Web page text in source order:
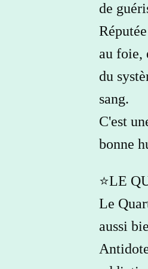
de
au foie,
du
sang.
C'est
bonne
⭐️LE
Le
aussi